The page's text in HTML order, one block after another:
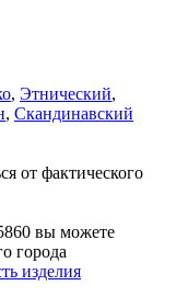
, Этнический,
, Скандинавский
от фактического
вы можете
города
изделия